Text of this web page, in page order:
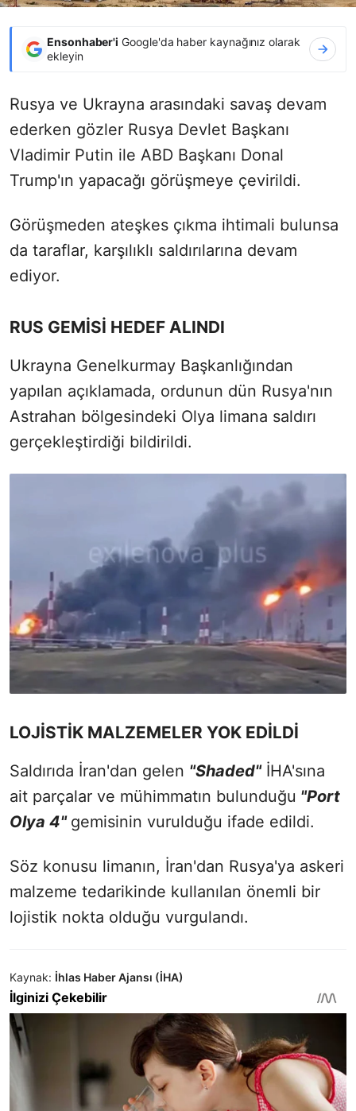
Ensonhaber'i Google'da haber kaynağınız olarak
ekleyin
Rusya ve Ukrayna arasındaki savaş devam
ederken gözler Rusya Devlet Başkanı
Vladimir Putin ile ABD Başkanı Donal
Trump'ın yapacağı görüşmeye çevirildi.
Görüşmeden ateşkes çıkma ihtimali bulunsa
da taraflar, karşılıklı saldırılarına devam
ediyor.
RUS GEMİSİ HEDEF ALINDI
Ukrayna Genelkurmay Başkanlığından
yapılan açıklamada, ordunun dün Rusya'nın
Astrahan bölgesindeki Olya limana saldırı
gerçekleştirdiği bildirildi.
LOJİSTİK MALZEMELER YOK EDİLDİ
Saldırıda İran'dan gelen "Shaded"İHA'sına
ait parçalar ve mühimmatın bulunduğu "Port
Olya 4" gemisinin vurulduğu ifade edildi.
Söz konusu limanın, İran'dan Rusya'ya askeri
malzeme tedarikinde kullanılan önemli bir
lojistik nokta olduğu vurgulandı.
Kaynak: İhlas Haber Ajansı (İHA)